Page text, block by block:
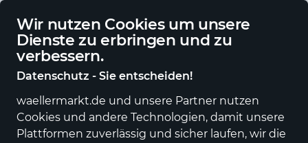
Wir nutzen Cookies um unsere
Dienste zu erbringen und zu
verbessern.
Datenschutz - Sie entscheiden!
waellermarkt.de und unsere Partner nutzen
Cookies und andere Technologien, damit unsere
Plattformen zuverlässig und sicher laufen, wir die
Alle Kategorien Neuheiten Angebote Sportartikel